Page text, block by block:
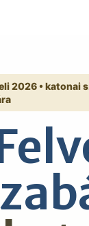
2026 • katonai